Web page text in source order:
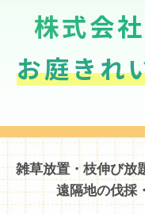
株式会
お庭きれ
雑草放置・枝伸び放
遠隔地の伐採